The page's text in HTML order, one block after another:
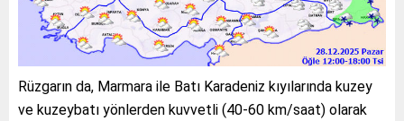
Rüzgarın da, Marmara ile Batı Karadeniz kıyılarında kuzey
ve kuzeybatı yönlerden kuvvetli (40-60 km/saat) olarak